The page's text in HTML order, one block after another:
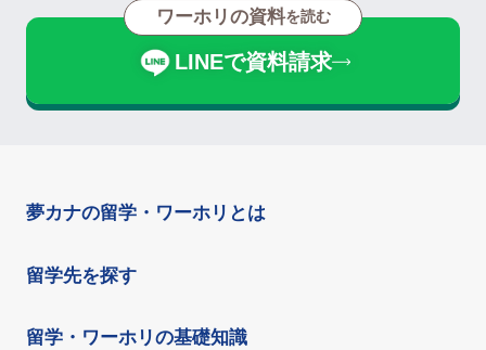
ワーホリの資料を読む
LINEで資料請求
夢カナの留学・ワーホリとは
留学先を探す
留学・ワーホリの基礎知識